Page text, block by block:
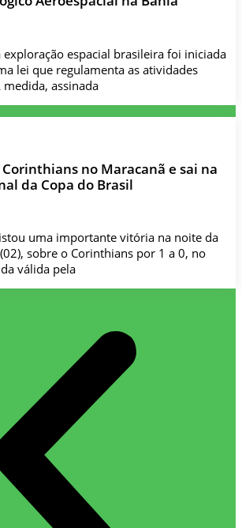
exploração espacial brasileira foi iniciada
lei que regulamenta as atividades
medida, assinada
no Maracanã e sai na
da Copa do Brasil
uma importante vitória na noite da
sobre o Corinthians por 1 a 0, no
válida pela